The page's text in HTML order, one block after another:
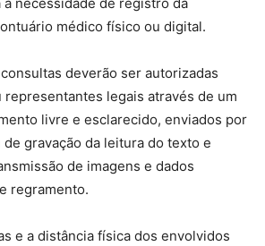
médico físico ou digital.
deverão ser autorizadas
representantes legais através de um
livre e esclarecido, enviados por
gravação da leitura do texto e
de imagens e dados
regramento.
e a distância física dos envolvidos